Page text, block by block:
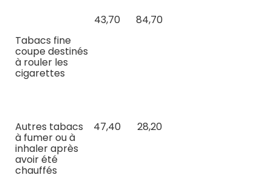
Tabacs fine
coupe destinés
à rouler les
cigarettes
43,70 84,70
Autres tabacs
à fumer ou à
inhaler après
avoir été
chauffés
47,40 28,20